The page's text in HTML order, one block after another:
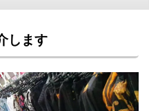
します